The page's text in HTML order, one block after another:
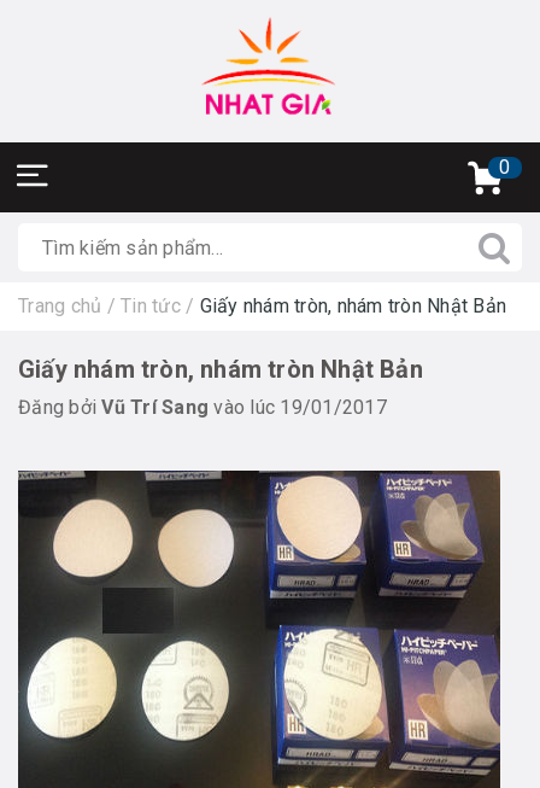
0
Trang chủ / Tin tức / Giấy nhám tròn, nhám tròn Nhật Bản
Giấy nhám tròn, nhám tròn Nhật Bản
Đăng bởiVũ Trí Sang vào lúc 19/01/2017